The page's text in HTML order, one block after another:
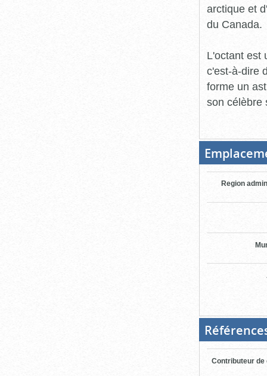
arctique et
du Canada.
L'octant est
c'est-à-dire
forme un
son célèbre
Region
Contributeur de